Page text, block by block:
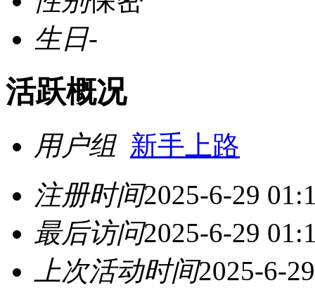
生日-
活跃概况
用户组 新手上路
注册时间2025-6-29
最后访问2025-6-29
上次活动时间2025-6-